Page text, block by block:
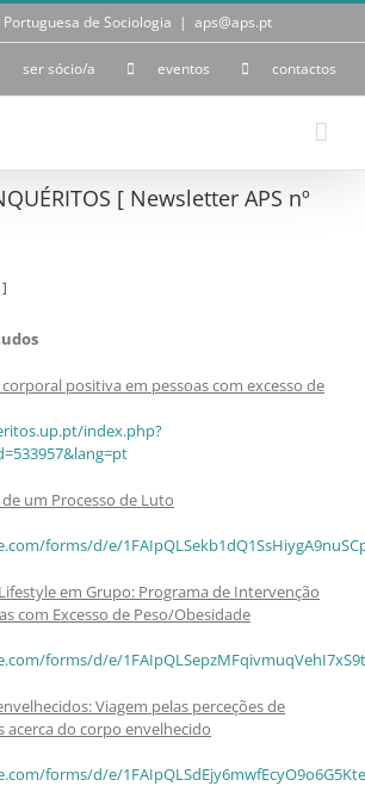
de Sociologia | aps@aps.pt
ser sócio/a eventos contactos
[ Newsletter APS nº
positiva em pessoas com excesso de
index.php?
um Processo de Luto
forms/d/e/
em Grupo: Programa de Intervenção
com Excesso de Peso/Obesidade
forms/d/e/
Viagem pelas perceções de
acerca do corpo envelhecido
forms/d/e/